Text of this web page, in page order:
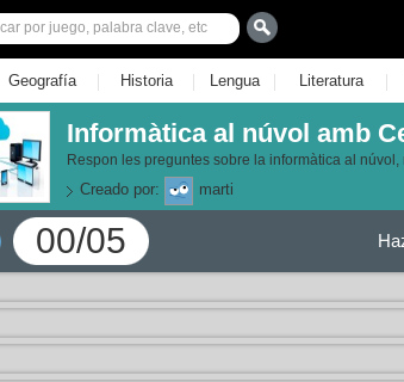
Geografía | Historia | Lengua | Literatura |
Informàtica al núvol amb
Respon les preguntes sobre la informàtica al núvol,
Creado por: marti
00/05